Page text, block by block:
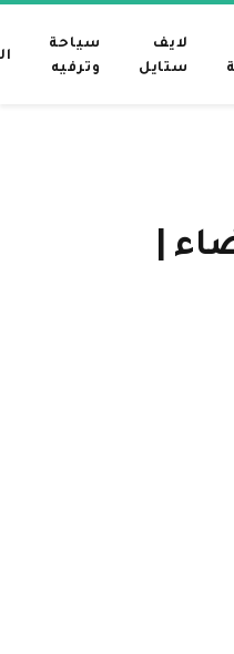
لايف
ستايل
سياحة
وترفيه
|